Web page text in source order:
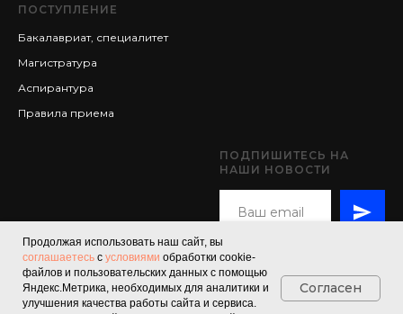
Продолжая использовать наш сайт, вы
соглашаетесь с условиями обработки cookie-
файлов и пользовательских данных с помощью
Яндекс.Метрика, необходимых для аналитики и
улучшения качества работы сайта и сервиса.
Согласен
ПОСТУПЛЕНИЕ
Бакалавриат, специалитет
Магистратура
Аспирантура
Правила приема
ПОДПИШИТЕСЬ НА
НАШИ НОВОСТИ
© 2025 Южный